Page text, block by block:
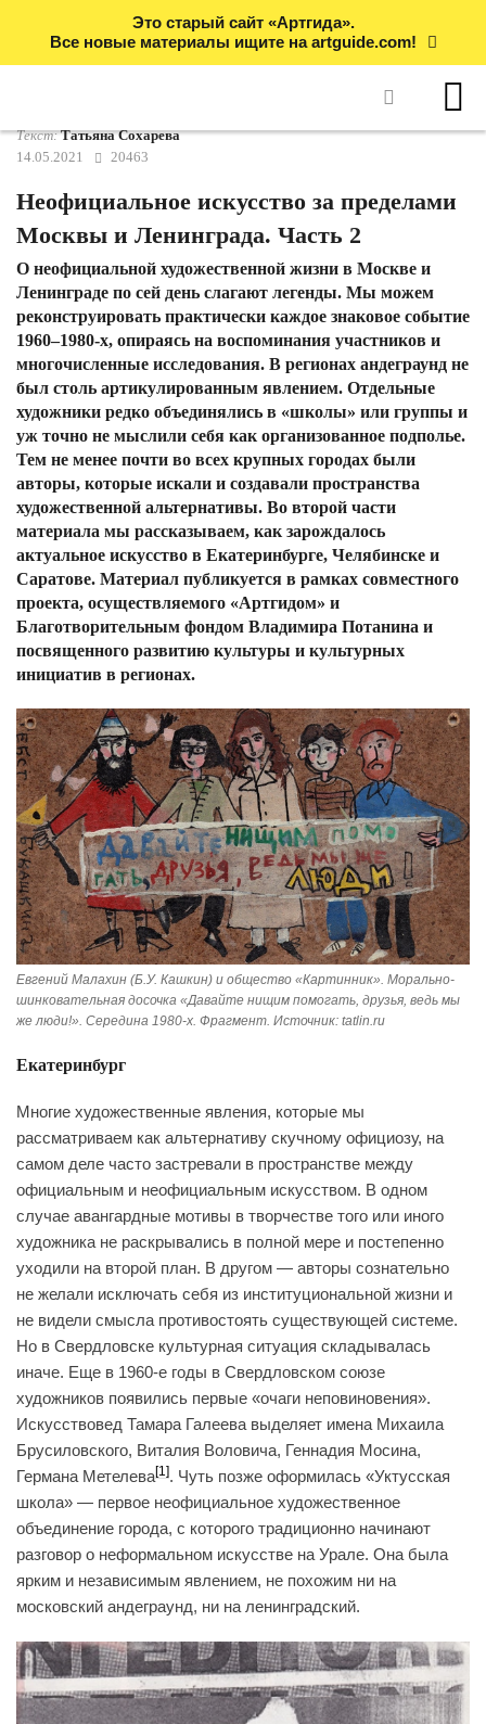
Это старый сайт «Артгида».
Все новые материалы ищите на artguide.com!
Текст:Татьяна Сохарева
14.05.2021
20463
Неофициальное искусство за пределами
Москвы и Ленинграда. Часть 2
О неофициальной художественной жизни в Москве и
Ленинграде по сей день слагают легенды. Мы можем
реконструировать практически каждое знаковое событие
1960–1980-х, опираясь на воспоминания участников и
многочисленные исследования. В регионах андеграунд не
был столь артикулированным явлением. Отдельные
художники редко объединялись в «‎школы» или группы и
уж точно не мыслили себя как организованное подполье.
Тем не менее почти во всех крупных городах были
авторы, которые искали и создавали пространства
художественной альтернативы. Во второй части
материала мы рассказываем, как зарождалось
актуальное искусство в Екатеринбурге, Челябинске и
Саратове. Материал публикуется в рамках совместного
проекта, осуществляемого «Артгидом» и
Благотворительным фондом Владимира Потанина и
посвященного развитию культуры и культурных
инициатив в регионах.
Евгений Малахин (Б.У. Кашкин) и общество «Картинник». Морально-
шинковательная досочка «Давайте нищим помогать, друзья, ведь мы
же люди!». Середина 1980-х. Фрагмент. Источник: tatlin.ru
Екатеринбург
Многие художественные явления, которые мы
рассматриваем как альтернативу скучному официозу, на
самом деле часто застревали в пространстве между
официальным и неофициальным искусством. В одном
случае авангардные мотивы в творчестве того или иного
художника не раскрывались в полной мере и постепенно
уходили на второй план. В другом — авторы сознательно
не желали исключать себя из институциональной жизни и
не видели смысла противостоять существующей системе.
Но в Свердловске культурная ситуация складывалась
иначе. Еще в 1960-е годы в Свердловском союзе
художников ‎появились первые «‎очаги неповиновения».
Искусствовед Тамара Галеева выделяет имена Михаила
Брусиловского, Виталия Воловича, Геннадия Мосина,
Германа Метелева[1]. Чуть позже оформилась «Уктусская
школа» — первое неофициальное художественное
объединение города, с которого традиционно начинают
разговор о неформальном искусстве на Урале. Она была
ярким и независимым явлением, не похожим ни на
московский андеграунд, ни на ленинградский.